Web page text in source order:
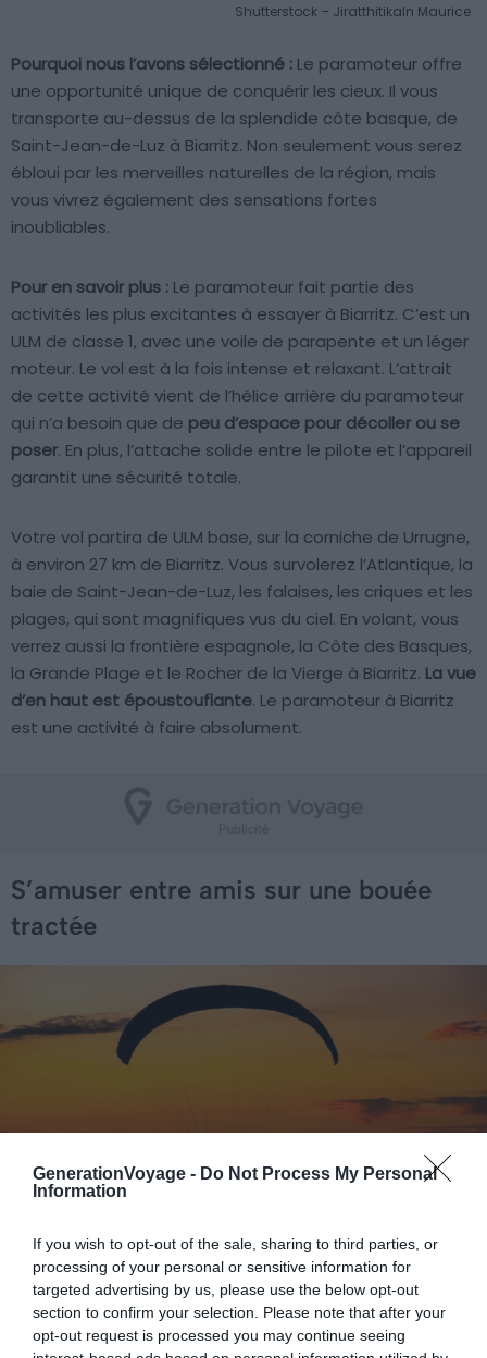
GenerationVoyage - Do Not Process My Personal
Information
If you wish to opt-out of the sale, sharing to third parties, or
processing of your personal or sensitive information for
targeted advertising by us, please use the below opt-out
section to confirm your selection. Please note that after your
opt-out request is processed you may continue seeing
Shutterstock – Jiratthitikaln Maurice
Pourquoi nous l’avons sélectionné : Le paramoteur offre
une opportunité unique de conquérir les cieux. Il vous
transporte au-dessus de la splendide côte basque, de
Saint-Jean-de-Luz à Biarritz. Non seulement vous serez
ébloui par les merveilles naturelles de la région, mais
vous vivrez également des sensations fortes
inoubliables.
Pour en savoir plus : Le paramoteur fait partie des
activités les plus excitantes à essayer à Biarritz. C’est un
ULM de classe 1, avec une voile de parapente et un léger
moteur. Le vol est à la fois intense et relaxant. L’attrait
de cette activité vient de l’hélice arrière du paramoteur
qui n’a besoin que de peu d’espace pour décoller ou se
poser. En plus, l’attache solide entre le pilote et l’appareil
garantit une sécurité totale.
Votre vol partira de ULM base, sur la corniche de Urrugne,
à environ 27 km de Biarritz. Vous survolerez l’Atlantique, la
baie de Saint-Jean-de-Luz, les falaises, les criques et les
plages, qui sont magnifiques vus du ciel. En volant, vous
verrez aussi la frontière espagnole, la Côte des Basques,
la Grande Plage et le Rocher de la Vierge à Biarritz. La vue
d’en haut est époustouflante. Le paramoteur à Biarritz
est une activité à faire absolument.
S’amuser entre amis sur une bouée
tractée
Shutterstock – Roman Dziubalo